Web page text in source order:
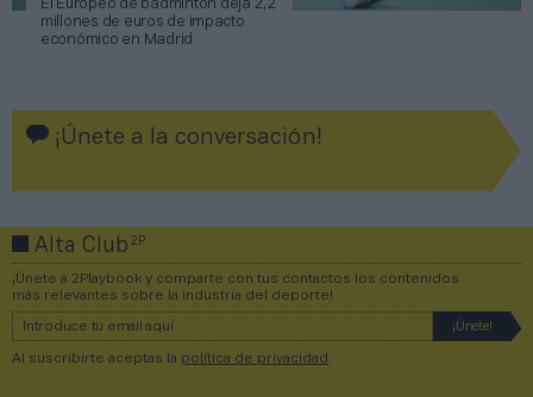
El Europeo de bádminton deja 2,2
millones de euros de impacto
económico en Madrid
¡Únete a la conversación!
Alta Club2P
¡Únete a 2Playbook y comparte con tus contactos los contenidos
más relevantes sobre la industria del deporte!
Al suscribirte aceptas la política de privacidad .